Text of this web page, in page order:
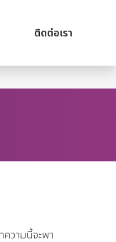
ติดต่อเรา
วามนี้จะพา